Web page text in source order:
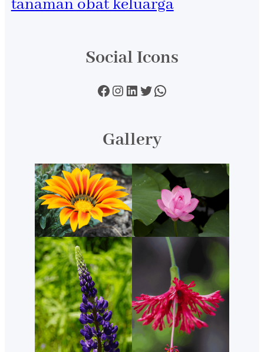
tanaman obat keluarga
Social Icons
Facebook Instagram LinkedIn Twitter WhatsApp
Gallery